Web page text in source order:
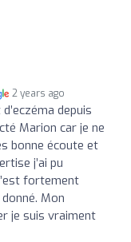
2 years ago
depuis
Marion car je ne
bonne écoute et
j’ai pu
fortement
Mon
je suis vraiment